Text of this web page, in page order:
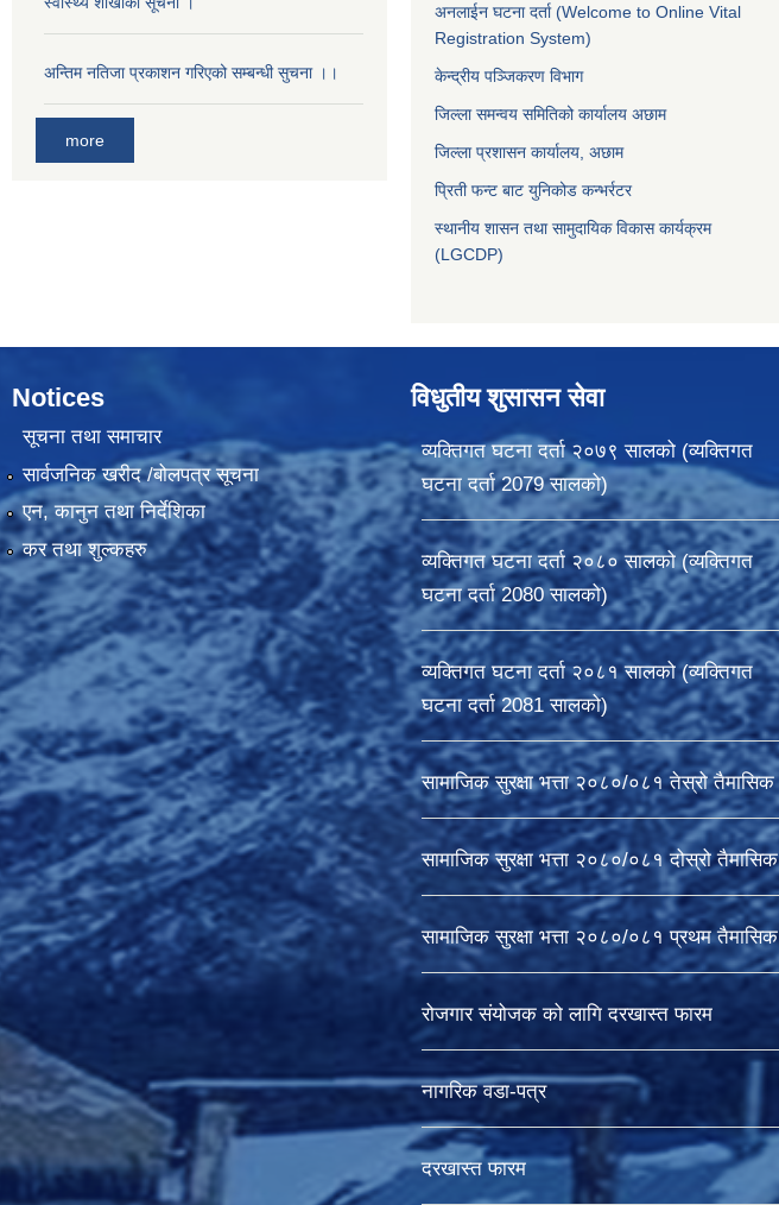
अन्तिम नतिजा प्रकाशन गरिएको सम्बन्धी सुचना ।।
more
अनलाईन घटना दर्ता (Welcome to Online Vital
Registration System)
केन्द्रीय पञ्जिकरण विभाग
जिल्ला समन्वय समितिको कार्यालय अछाम
जिल्ला प्रशासन कार्यालय, अछाम
प्रिती फन्ट बाट युनिकोड कन्भर्रटर
स्थानीय शासन तथा सामुदायिक विकास कार्यक्रम
(LGCDP)
Notices
सूचना तथा समाचार
सार्वजनिक खरीद /बोलपत्र सूचना
एन, कानुन तथा निर्देशिका
कर तथा शुल्कहरु
विधुतीय शुसासन सेवा
व्यक्तिगत घटना दर्ता २०७९ सालको (व्यक्तिगत
घटना दर्ता 2079 सालको)
व्यक्तिगत घटना दर्ता २०८० सालको (व्यक्तिगत
घटना दर्ता 2080 सालको)
व्यक्तिगत घटना दर्ता २०८१ सालको (व्यक्तिगत
घटना दर्ता 2081 सालको)
सामाजिक सुरक्षा भत्ता २०८०/०८१ तेस्रो तैमासिक
सामाजिक सुरक्षा भत्ता २०८०/०८१ दोस्रो तैमासिक
सामाजिक सुरक्षा भत्ता २०८०/०८१ प्रथम तैमासिक
रोजगार संयोजक को लागि दरखास्त फारम
नागरिक वडा-पत्र
दरखास्त फारम